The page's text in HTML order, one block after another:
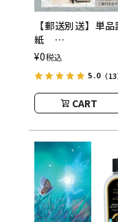
【郵送別送】単
紙
ウッド）
¥0税込
5.0 （13
CART